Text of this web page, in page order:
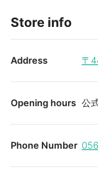
Store info
Address 〒
Opening hours 公
Phone Number